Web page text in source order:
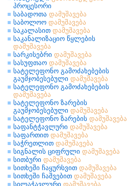
პროცესორი
საბადოთა დამუშავება
საბოლოო დამუშავება
საკალასით დამუშავება
საკანალიზაციო წყლების
დამუშავება
სარკისებრი დამუშავება
სასუფთაო დამუშავება
სატელეფონო გამოძახებების
გაუმჯობესებული დამუშავება
სატელეფონო გამოძახებების
დამუშავება
სატელეფონო ზარების
გაუმჯობესებული დამუშავება
სატელეფონო ზარების დამუშავება
საფანტჭავლური დამუშავება
საფართით დამუშავება
საჭრეთლით დამუშავება
სიგნალის ციფრული დამუშავება
სითბური დამუშავება
სითხეში ჩაყურსვით დამუშავება
სითხეში ჩაშვებით დამუშავება
სილაჭავლური დამუშავება